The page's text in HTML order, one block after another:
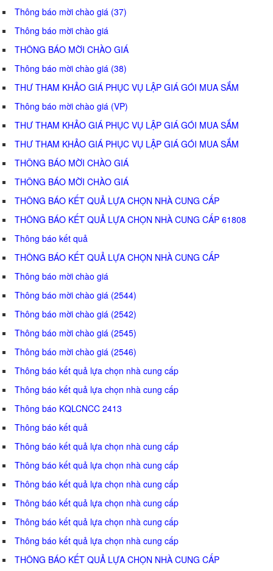
Thông báo mời chào giá (37)
Thông báo mời chào giá
THÔNG BÁO MỜI CHÀO GIÁ
Thông báo mời chào giá (38)
THƯ THAM KHẢO GIÁ PHỤC VỤ LẬP GIÁ GÓI MUA SẮM
Thông báo mời chào giá (VP)
THƯ THAM KHẢO GIÁ PHỤC VỤ LẬP GIÁ GÓI MUA SẮM
THƯ THAM KHẢO GIÁ PHỤC VỤ LẬP GIÁ GÓI MUA SẮM
THÔNG BÁO MỜI CHÀO GIÁ
THÔNG BÁO MỜI CHÀO GIÁ
THÔNG BÁO KẾT QUẢ LỰA CHỌN NHÀ CUNG CẤP
THÔNG BÁO KẾT QUẢ LỰA CHỌN NHÀ CUNG CẤP 61808
Thông báo kết quả
THÔNG BÁO KẾT QUẢ LỰA CHỌN NHÀ CUNG CẤP
Thông báo mời chào giá
Thông báo mời chào giá (2544)
Thông báo mời chào giá (2542)
Thông báo mời chào giá (2545)
Thông báo mời chào giá (2546)
Thông báo kết quả lựa chọn nhà cung cấp
Thông báo kết quả lựa chọn nhà cung cấp
Thông báo KQLCNCC 2413
Thông báo kết quả
Thông báo kết quả lựa chọn nhà cung cấp
Thông báo kết quả lựa chọn nhà cung cấp
Thông báo kết quả lựa chọn nhà cung cấp
Thông báo kết quả lựa chọn nhà cung cấp
Thông báo kết quả lựa chọn nhà cung cấp
Thông báo kết quả lựa chọn nhà cung cấp
THÔNG BÁO KẾT QUẢ LỰA CHỌN NHÀ CUNG CẤP